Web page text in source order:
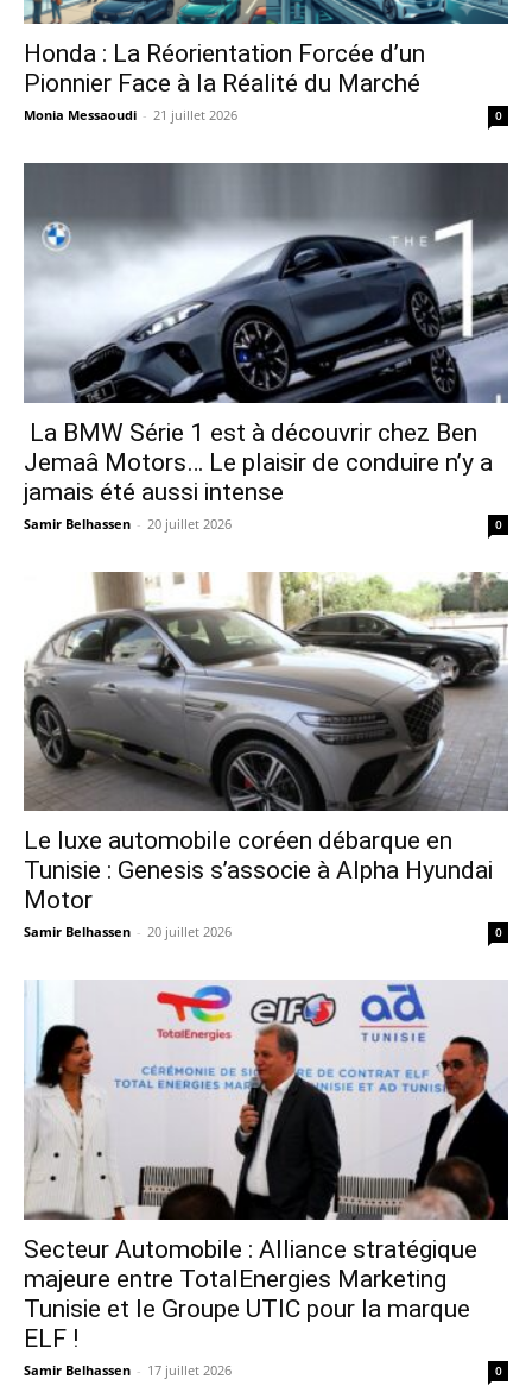
Honda : La Réorientation Forcée d’un
Pionnier Face à la Réalité du Marché
Monia Messaoudi - 21 juillet 2026 0
La BMW Série 1 est à découvrir chez Ben
Jemaâ Motors… Le plaisir de conduire n’y a
jamais été aussi intense
Samir Belhassen - 20 juillet 2026 0
Le luxe automobile coréen débarque en
Tunisie : Genesis s’associe à Alpha Hyundai
Motor
Samir Belhassen - 20 juillet 2026 0
Secteur Automobile : Alliance stratégique
majeure entre TotalEnergies Marketing
Tunisie et le Groupe UTIC pour la marque
ELF !
Samir Belhassen - 17 juillet 2026 0